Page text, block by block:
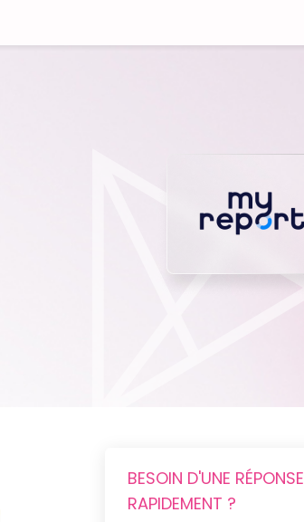
BESOIN D'UNE RÉPONSE
RAPIDEMENT ?